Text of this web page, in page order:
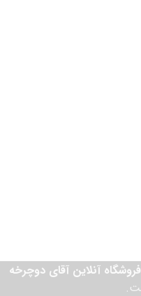
فروشگاه آنلاین آقای دوچرخه